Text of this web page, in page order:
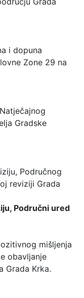
i dopuna
Zone 29 na
Gradske
Područnog
reviziji Grada
Područni ured
mišljenja
obavljanje
Grada Krka.